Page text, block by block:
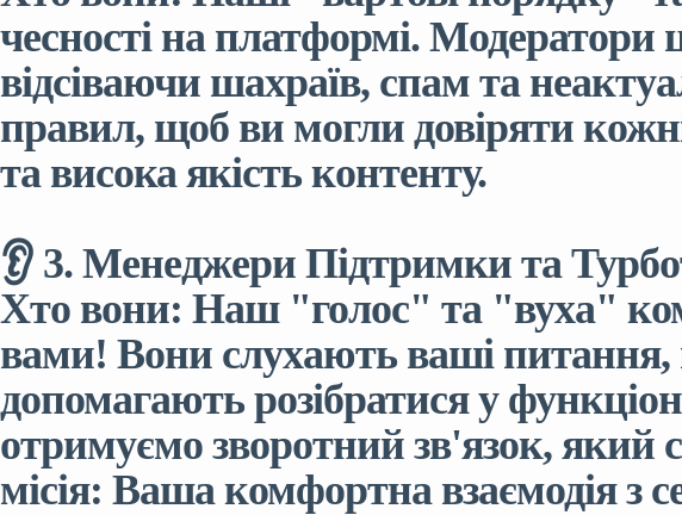
чесності на платформі. Модератори
відсіваючи шахраїв, спам та
правил, щоб ви могли довіряти
та висока якість контенту.
👂 3. Менеджери Підтримки та
Хто вони: Наш "голос" та "вуха"
вами! Вони слухають ваші
допомагають розібратися у
отримуємо зворотний зв'язок, який
місія: Ваша комфортна взаємодія з